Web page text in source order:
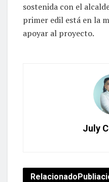
sostenida con el
primer edil está en la
apoyar al proyecto.
July
Relacionado